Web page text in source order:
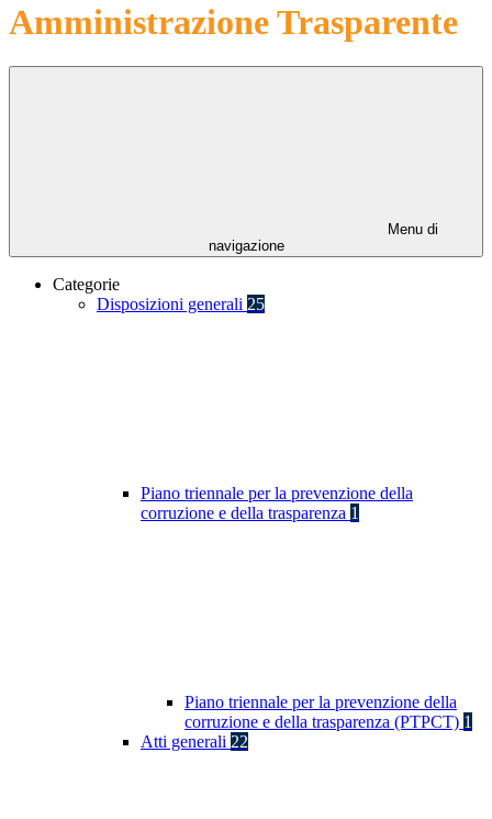
Amministrazione Trasparente
Menu di
navigazione
Categorie
Disposizioni generali 25
Piano triennale per la prevenzione della
corruzione e della trasparenza 1
Piano triennale per la prevenzione della
corruzione e della trasparenza (PTPCT) 1
Atti generali 22